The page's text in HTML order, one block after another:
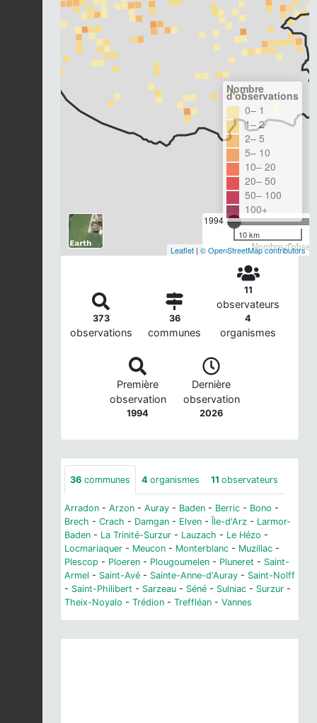
1994
Nombre
Nombre
d'observations
0– 1
1– 2
2– 5
5– 10
10– 20
20– 50
50– 100
100+
10 km
Leaflet | © OpenStreetMap contributors
373
observations
36
communes
11
observateurs
4
organismes
Première
observation
1994
Dernière
observation
2026
36 communes 4 organismes 11 observateurs
Arradon - Arzon - Auray - Baden - Berric - Bono -
Brech - Crach - Damgan - Elven - Île-d'Arz - Larmor-
Baden - La Trinité-Surzur - Lauzach - Le Hézo -
Locmariaquer - Meucon - Monterblanc - Muzillac -
Plescop - Ploeren - Plougoumelen - Pluneret - Saint-
Armel - Saint-Avé - Sainte-Anne-d'Auray - Saint-Nolff
- Saint-Philibert - Sarzeau - Séné - Sulniac - Surzur -
Theix-Noyalo - Trédion - Treffléan - Vannes